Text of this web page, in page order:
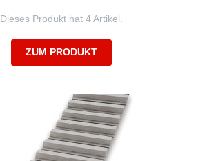
Dieses Produkt hat 4 Artikel.
ZUM PRODUKT